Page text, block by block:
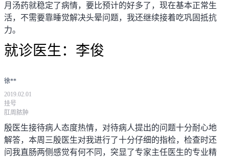
月汤药就稳定了病情，要比预计的好多了，现在基本正常生
活，不需要靠睡觉解决头晕问题，我还继续接着吃巩固抵抗
力。
就诊医生： 李俊
徐**
2019.02.01
挂号
肛周脓肿
殷医生接待病人态度热情，对待病人提出的问题十分耐心地
解答，本周三殷医生对我进行了十分仔细的指检，检查时还
问我直肠两侧感觉有何不同，突显了专家主任医生的专业精